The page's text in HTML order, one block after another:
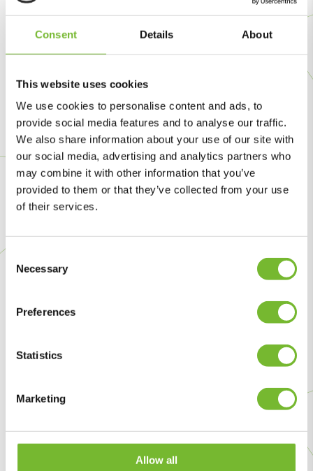
Consent Details About
This website uses cookies
We use cookies to personalise content and ads, to
provide social media features and to analyse our traffic.
We also share information about your use of our site with
our social media, advertising and analytics partners who
may combine it with other information that you’ve
provided to them or that they’ve collected from your use
of their services.
Selection
Necessary
Preferences
Statistics
Marketing
Allow all
Voorloper in de sector
Door HVO100 op deze schaal in te zetten, neemt
Krinkels een voortrekkersrol in de sector en maken we
betekent het werken met vertrouwd materieel, zonder
concessies in prestaties.
‘Dankzij een GIS-link
collega’s onderweg
altijd het
dichtstbijzijnde
HVO100-tankstation.’
Daan, manager Duurzaamheid en Innovatie